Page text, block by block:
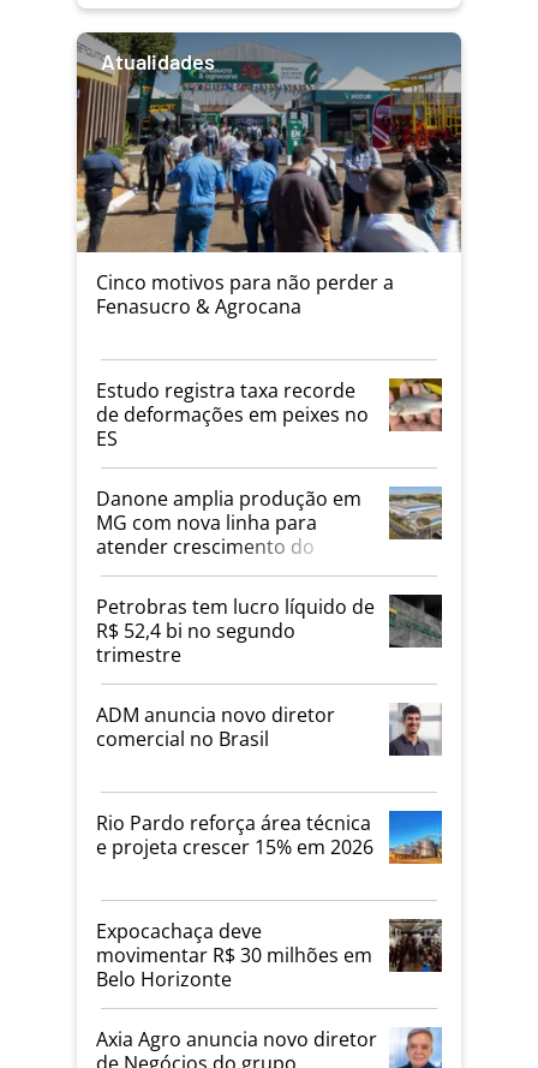
Atualidades
Cinco motivos para não perder a
Fenasucro & Agrocana
Estudo registra taxa recorde
de deformações em peixes no
ES
Danone amplia produção em
MG com nova linha para
atender crescimento do
mercado de alimentos
proteicos
Petrobras tem lucro líquido de
R$ 52,4 bi no segundo
trimestre
ADM anuncia novo diretor
comercial no Brasil
Rio Pardo reforça área técnica
e projeta crescer 15% em 2026
Expocachaça deve
movimentar R$ 30 milhões em
Belo Horizonte
Axia Agro anuncia novo diretor